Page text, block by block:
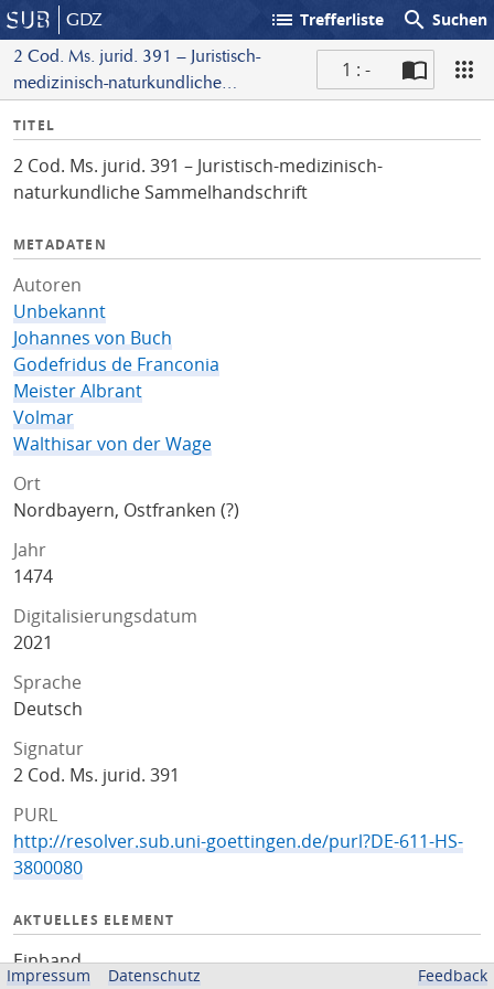
GDZ list Trefferliste search Suchen
2 Cod. Ms. jurid. 391 – Juristisch-
medizinisch-naturkundliche
1 : -
I
f
o
TITEL
2 Cod. Ms. jurid. 391 – Juristisch-medizinisch-
naturkundliche Sammelhandschrift
METADATEN
Autoren
Unbekannt
Johannes von Buch
Godefridus de Franconia
Meister Albrant
Volmar
Walthisar von der Wage
Ort
Nordbayern, Ostfranken (?)
Jahr
1474
Digitalisierungsdatum
2021
Sprache
Deutsch
Signatur
2 Cod. Ms. jurid. 391
PURL
http://resolver.sub.uni-goettingen.de/purl?DE-611-HS-
3800080
AKTUELLES ELEMENT
Einband
Impressum Datenschutz Feedback